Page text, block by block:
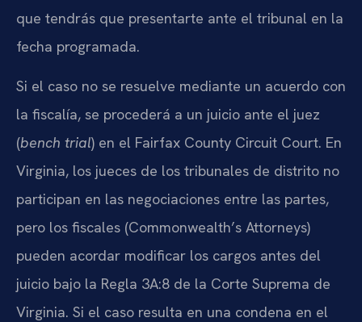
que tendrás que presentarte ante el tribunal en la
fecha programada.
Si el caso no se resuelve mediante un acuerdo con
la fiscalía, se procederá a un juicio ante el juez
(bench trial) en el Fairfax County Circuit Court. En
Virginia, los jueces de los tribunales de distrito no
participan en las negociaciones entre las partes,
pero los fiscales (Commonwealth’s Attorneys)
pueden acordar modificar los cargos antes del
juicio bajo la Regla 3A:8 de la Corte Suprema de
Virginia. Si el caso resulta en una condena en el